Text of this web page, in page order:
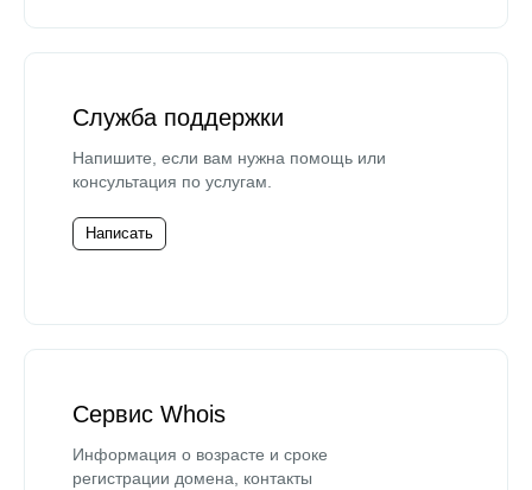
Служба поддержки
Напишите, если вам нужна помощь или
консультация по услугам.
Написать
Сервис Whois
Информация о возрасте и сроке
регистрации домена, контакты